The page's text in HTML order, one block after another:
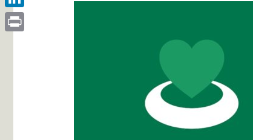
LinkedIn